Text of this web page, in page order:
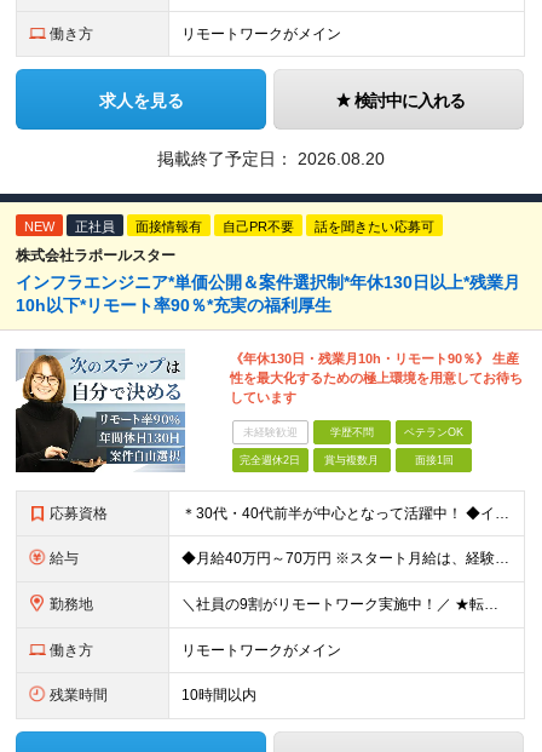
働き方 リモートワークがメイン
求人を見る 検討中に入れる
掲載終了予定日： 2026.08.20
NEW 正社員 面接情報有 自己PR不要 話を聞きたい応募可
株式会社ラポールスター
インフラエンジニア*単価公開＆案件選択制*年休130日以上*残業月
10h以下*リモート率90％*充実の福利厚生
《年休130日・残業月10h・リモート90％》 生産
性を最大化するための極上環境を用意してお待ち
しています
未経験歓迎 学歴不問 ベテランOK
完全週休2日 賞与複数月 面接1回
応募資格 ＊30代・40代前半が中心となって活躍中！ ◆インフラ（サーバー・ネットワーク・クラウド等）の設計、構築、テストいずれかの実務経験3年以上 ◆学歴不問 ★求める人物像： ◎他責ではなく、自身のキャ
給与 ◆月給40万円～70万円 ※スタート月給は、経験・能力・前職の給与等を考慮の上で決定いたします。 ※上記金額には残業の有無に関わらず、 月30時間分の固定残業代（7万6,000円～13万3,000円
勤務地 ＼社員の9割がリモートワーク実施中！／ ★転勤ナシ！ ★UIターン歓迎！ 関東、関西、東海、九州・中国エリアの各プロジェクト先から希望を優先して決定。 ※リモート案件も多数あり！ ◆関東エリア
働き方 リモートワークがメイン
残業時間 10時間以内